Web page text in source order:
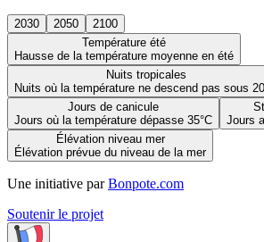
2030 2050
2100
Température été
Hausse de la température moyenne en été
Nuits tropicales
Nuits où la température ne descend pas sous
Jours de canicule
Jours où la température dépasse 35°C
Jours
Élévation niveau mer
Élévation prévue du niveau de la mer
Une initiative par Bonpote.com
Soutenir le projet